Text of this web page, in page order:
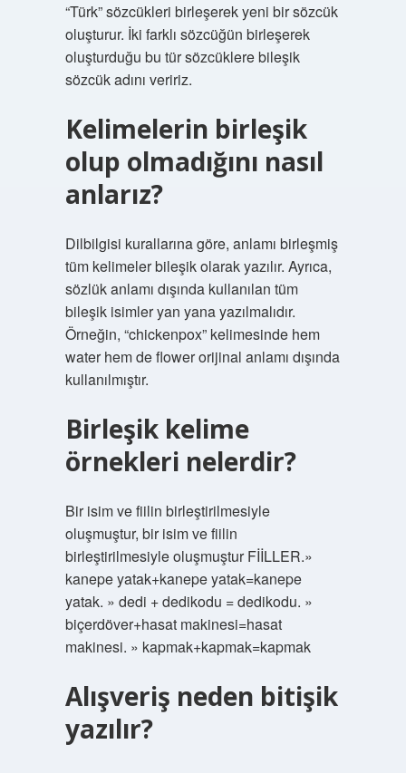
“Türk” sözcükleri birleşerek yeni bir sözcük
oluşturur. İki farklı sözcüğün birleşerek
oluşturduğu bu tür sözcüklere bileşik
sözcük adını veririz.
Kelimelerin birleşik
olup olmadığını nasıl
anlarız?
Dilbilgisi kurallarına göre, anlamı birleşmiş
tüm kelimeler bileşik olarak yazılır. Ayrıca,
sözlük anlamı dışında kullanılan tüm
bileşik isimler yan yana yazılmalıdır.
Örneğin, “chickenpox” kelimesinde hem
water hem de flower orijinal anlamı dışında
kullanılmıştır.
Birleşik kelime
örnekleri nelerdir?
Bir isim ve fiilin birleştirilmesiyle
oluşmuştur, bir isim ve fiilin
birleştirilmesiyle oluşmuştur FİİLLER.»
kanepe yatak+kanepe yatak=kanepe
yatak. » dedi + dedikodu = dedikodu. »
biçerdöver+hasat makinesi=hasat
makinesi. » kapmak+kapmak=kapmak
Alışveriş neden bitişik
yazılır?